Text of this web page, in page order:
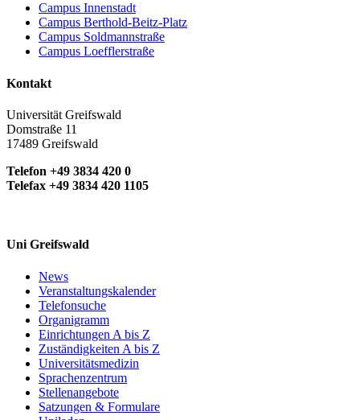
Campus Innenstadt
Campus Berthold-Beitz-Platz
Campus Soldmannstraße
Campus Loefflerstraße
Kontakt
Universität Greifswald
Domstraße 11
17489 Greifswald
Telefon +49 3834 420 0
Telefax +49 3834 420 1105
Uni Greifswald
News
Veranstaltungskalender
Telefonsuche
Organigramm
Einrichtungen A bis Z
Zuständigkeiten A bis Z
Universitätsmedizin
Sprachenzentrum
Stellenangebote
Satzungen & Formulare